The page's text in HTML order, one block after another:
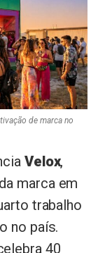
de marca no
Velox,
marca em
trabalho
no país.
40